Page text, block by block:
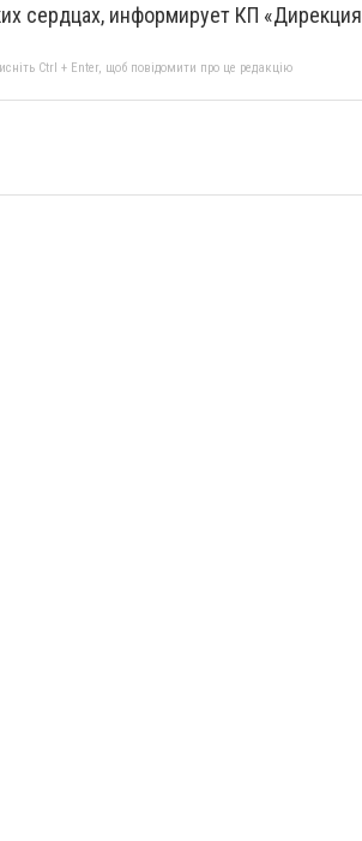
сердцах, информирует КП
Ctrl + Enter, щоб повідомити про це редакцію